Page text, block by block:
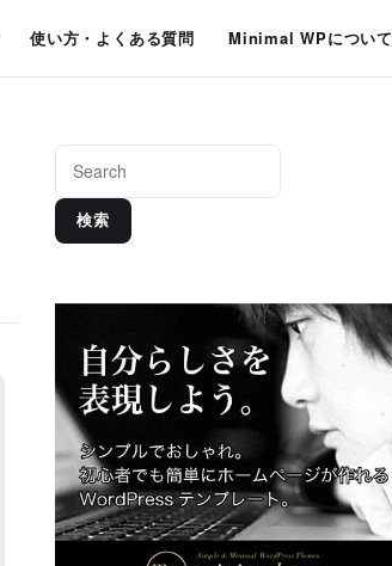
使い方・よくある質問 Minimal WPについて
検索